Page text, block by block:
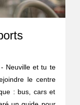
Neuville et tu te
le centre
: bus, cars et